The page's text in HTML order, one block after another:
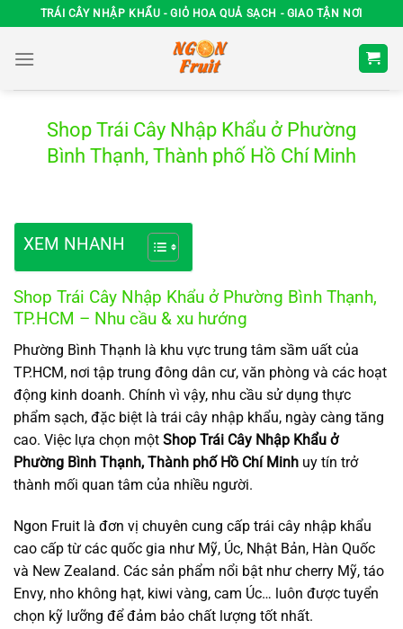
Chuyển
đến
nội
TRÁI CÂY NHẬP KHẨU - GIỎ HOA QUẢ SẠCH - GIAO TẬN NƠI
Shop Trái Cây Nhập Khẩu ở Phường
Bình Thạnh, Thành phố Hồ Chí Minh
XEM NHANH
Shop Trái Cây Nhập Khẩu ở Phường Bình Thạnh,
TP.HCM – Nhu cầu & xu hướng
Phường Bình Thạnh là khu vực trung tâm sầm uất của
TP.HCM, nơi tập trung đông dân cư, văn phòng và các hoạt
động kinh doanh. Chính vì vậy, nhu cầu sử dụng thực
phẩm sạch, đặc biệt là trái cây nhập khẩu, ngày càng tăng
cao. Việc lựa chọn một Shop Trái Cây Nhập Khẩu ở
Phường Bình Thạnh, Thành phố Hồ Chí Minh uy tín trở
thành mối quan tâm của nhiều người.
Ngon Fruit là đơn vị chuyên cung cấp trái cây nhập khẩu
cao cấp từ các quốc gia như Mỹ, Úc, Nhật Bản, Hàn Quốc
và New Zealand. Các sản phẩm nổi bật như cherry Mỹ, táo
Envy, nho không hạt, kiwi vàng, cam Úc… luôn được tuyển
chọn kỹ lưỡng để đảm bảo chất lượng tốt nhất.